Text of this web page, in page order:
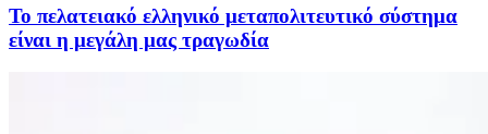
Το πελατειακό ελληνικό μεταπολιτευτικό σύστημα
είναι η μεγάλη μας τραγωδία